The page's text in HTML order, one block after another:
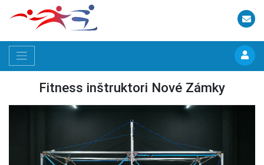
Fitness inštruktori Nové Zámky